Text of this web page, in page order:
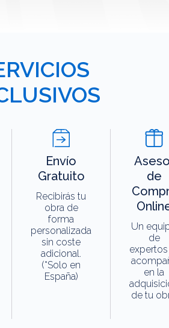
Envío
Gratuito
Recibirás tu
obra de
forma
personalizada
sin coste
adicional.
(*Solo en
España)
de
Un
de
en la
de tu